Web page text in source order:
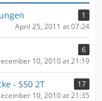
1
April 25, 2011 at 07:24
6
10, 2010 at 21:19
- S50 2T
17
10, 2010 at 21:35